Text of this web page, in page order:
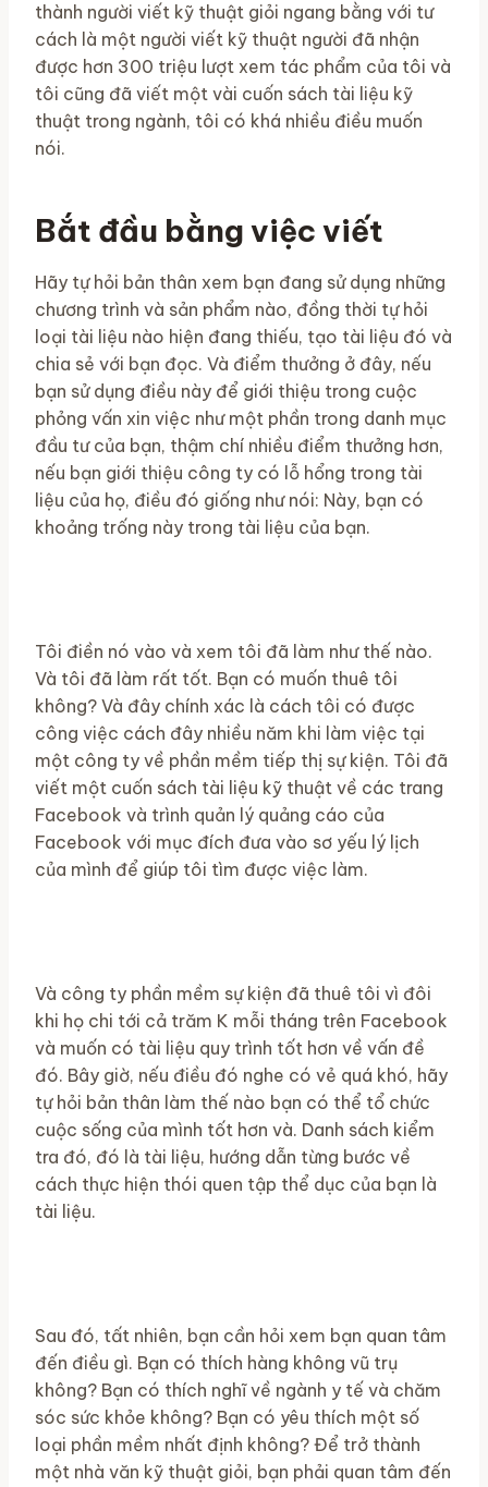
thành người viết kỹ thuật giỏi ngang bằng với tư
cách là một người viết kỹ thuật người đã nhận
được hơn 300 triệu lượt xem tác phẩm của tôi và
tôi cũng đã viết một vài cuốn sách tài liệu kỹ
thuật trong ngành, tôi có khá nhiều điều muốn
nói.
Bắt đầu bằng việc viết
Hãy tự hỏi bản thân xem bạn đang sử dụng những
chương trình và sản phẩm nào, đồng thời tự hỏi
loại tài liệu nào hiện đang thiếu, tạo tài liệu đó và
chia sẻ với bạn đọc. Và điểm thưởng ở đây, nếu
bạn sử dụng điều này để giới thiệu trong cuộc
phỏng vấn xin việc như một phần trong danh mục
đầu tư của bạn, thậm chí nhiều điểm thưởng hơn,
nếu bạn giới thiệu công ty có lỗ hổng trong tài
liệu của họ, điều đó giống như nói: Này, bạn có
khoảng trống này trong tài liệu của bạn.
Tôi điền nó vào và xem tôi đã làm như thế nào.
Và tôi đã làm rất tốt. Bạn có muốn thuê tôi
không? Và đây chính xác là cách tôi có được
công việc cách đây nhiều năm khi làm việc tại
một công ty về phần mềm tiếp thị sự kiện. Tôi đã
viết một cuốn sách tài liệu kỹ thuật về các trang
Facebook và trình quản lý quảng cáo của
Facebook với mục đích đưa vào sơ yếu lý lịch
của mình để giúp tôi tìm được việc làm.
Và công ty phần mềm sự kiện đã thuê tôi vì đôi
khi họ chi tới cả trăm K mỗi tháng trên Facebook
và muốn có tài liệu quy trình tốt hơn về vấn đề
đó. Bây giờ, nếu điều đó nghe có vẻ quá khó, hãy
tự hỏi bản thân làm thế nào bạn có thể tổ chức
cuộc sống của mình tốt hơn và. Danh sách kiểm
tra đó, đó là tài liệu, hướng dẫn từng bước về
cách thực hiện thói quen tập thể dục của bạn là
tài liệu.
Sau đó, tất nhiên, bạn cần hỏi xem bạn quan tâm
đến điều gì. Bạn có thích hàng không vũ trụ
không? Bạn có thích nghĩ về ngành y tế và chăm
sóc sức khỏe không? Bạn có yêu thích một số
loại phần mềm nhất định không? Để trở thành
một nhà văn kỹ thuật giỏi, bạn phải quan tâm đến